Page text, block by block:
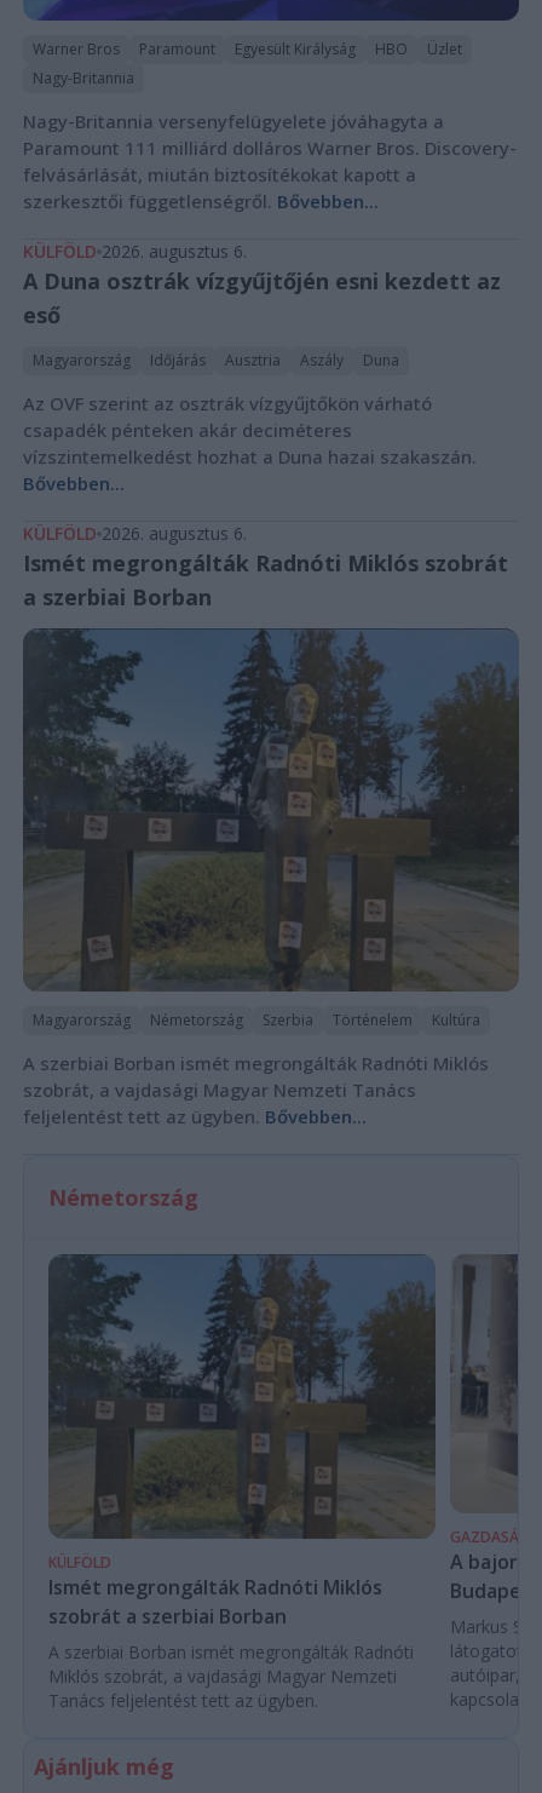
Warner Bros Paramount Egyesült Királyság HBO
Üzlet
Nagy-Britannia
Nagy-Britannia versenyfelügyelete jóváhagyta a
Paramount 111 milliárd dolláros Warner Bros. Discovery-
felvásárlását, miután biztosítékokat kapott a
szerkesztői függetlenségről. Bővebben...
KÜLFÖLD 2026. augusztus 6.
A Duna osztrák vízgyűjtőjén esni kezdett az
eső
Magyarország Időjárás Ausztria Aszály Duna
Az OVF szerint az osztrák vízgyűjtőkön várható
csapadék pénteken akár deciméteres
vízszintemelkedést hozhat a Duna hazai szakaszán.
Bővebben...
KÜLFÖLD 2026. augusztus 6.
Ismét megrongálták Radnóti Miklós szobrát
a szerbiai Borban
Magyarország Németország Szerbia Történelem Kultúra
A szerbiai Borban ismét megrongálták Radnóti Miklós
szobrát, a vajdasági Magyar Nemzeti Tanács
feljelentést tett az ügyben. Bővebben...
Németország
KÜLFÖLD
Ismét megrongálták Radnóti Miklós
szobrát a szerbiai Borban
A szerbiai Borban ismét megrongálták Radnóti
Miklós szobrát, a vajdasági Magyar Nemzeti
Tanács feljelentést tett az ügyben.
GAZDASÁG
A bajor
Markus
látogatott
autóipar,
Ajánljuk még